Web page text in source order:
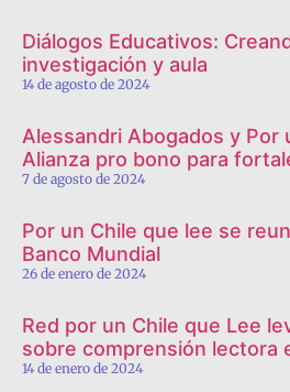
Diálogos Educativos:
investigación y aula
14 de agosto de 2024
Alessandri Abogados y Por
Alianza pro bono para
7 de agosto de 2024
Por un Chile que lee se
Banco Mundial
26 de enero de 2024
Red por un Chile que Lee
sobre comprensión lectora
14 de enero de 2024